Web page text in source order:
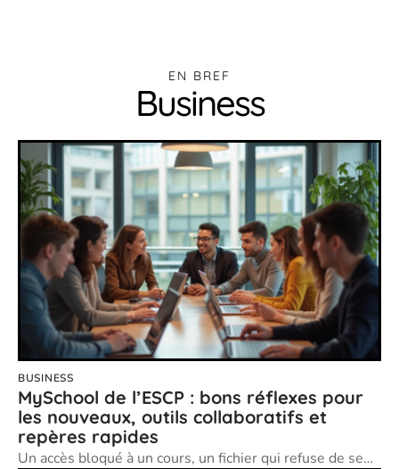
EN BREF
Business
BUSINESS
MySchool de l’ESCP : bons réflexes pour
les nouveaux, outils collaboratifs et
repères rapides
Un accès bloqué à un cours, un fichier qui refuse de se…